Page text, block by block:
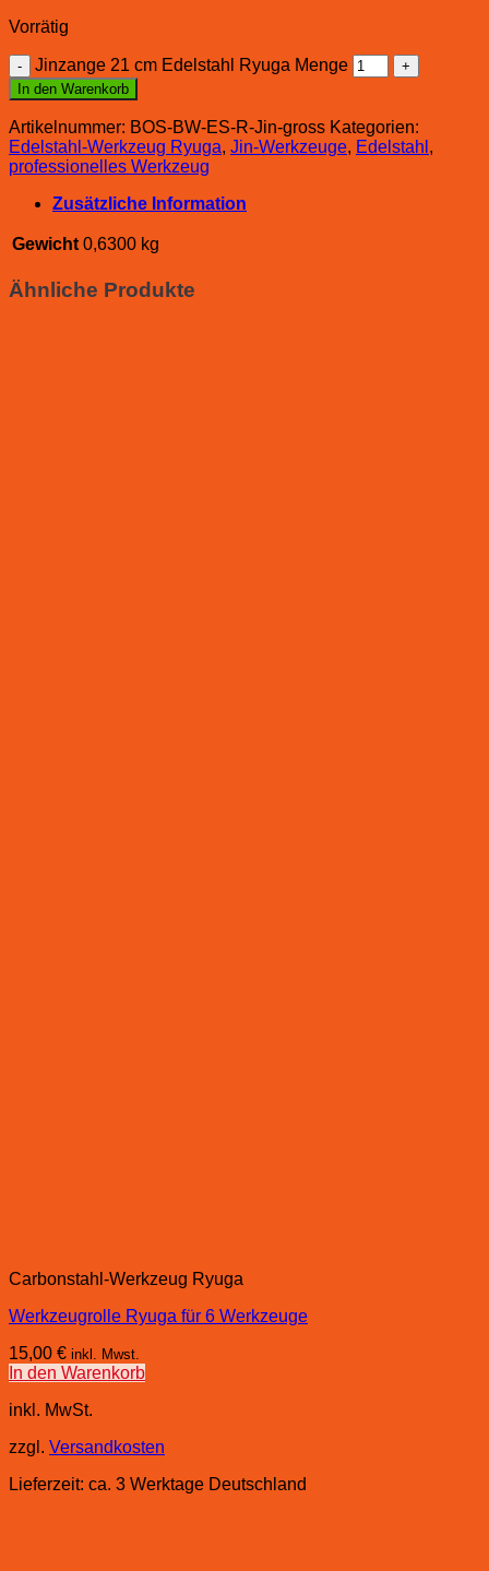
Vorrätig
Jinzange 21 cm Edelstahl Ryuga Menge
In den Warenkorb
Artikelnummer: BOS-BW-ES-R-Jin-gross Kategorien:
Edelstahl-Werkzeug Ryuga, Jin-Werkzeuge, Edelstahl ,
professionelles Werkzeug
Zusätzliche Information
Gewicht 0,6300 kg
Ähnliche Produkte
Carbonstahl-Werkzeug Ryuga
Werkzeugrolle Ryuga für 6 Werkzeuge
15,00 € inkl. Mwst.
In den Warenkorb
inkl. MwSt.
zzgl. Versandkosten
Lieferzeit: ca. 3 Werktage Deutschland